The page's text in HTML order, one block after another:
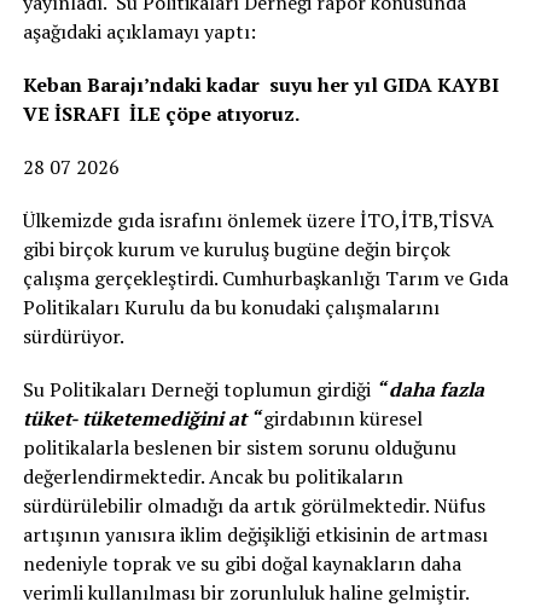
aşağıdaki açıklamayı yaptı:
Keban Barajı’ndaki kadar suyu her yıl GIDA KAYBI
VE İSRAFI İLE çöpe atıyoruz.
28 07 2026
Ülkemizde gıda israfını önlemek üzere İTO,İTB,TİSVA
gibi birçok kurum ve kuruluş bugüne değin birçok
çalışma gerçekleştirdi. Cumhurbaşkanlığı Tarım ve Gıda
Politikaları Kurulu da bu konudaki çalışmalarını
sürdürüyor.
Su Politikaları Derneği toplumun girdiği “ daha fazla
tüket- tüketemediğini at “girdabının küresel
politikalarla beslenen bir sistem sorunu olduğunu
değerlendirmektedir. Ancak bu politikaların
sürdürülebilir olmadığı da artık görülmektedir. Nüfus
artışının yanısıra iklim değişikliği etkisinin de artması
nedeniyle toprak ve su gibi doğal kaynakların daha
verimli kullanılması bir zorunluluk haline gelmiştir.